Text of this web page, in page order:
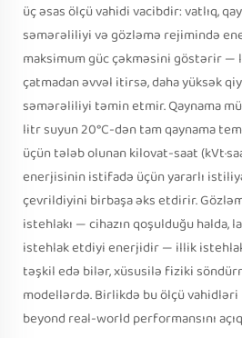
üç əsas ölçü vahidi vacibdir: vatlıq,
səmərəliliyi və gözləmə rejimində
maksimum güc çəkməsini göstərir —
çatmadan əvvəl itirsə, daha yüksək
səmərəliliyi təmin etmir. Qaynama
litr suyun 20°C-dən tam qaynama
üçün tələb olunan kilovat-saat
enerjisinin istifadə üçün yararlı
çevrildiyini birbaşa əks etdirir.
istehlakı — cihazın qoşulduğu halda,
istehlak etdiyi enerjidir — illik
təşkil edə bilər, xüsusilə fiziki
modellərdə. Birlikdə bu ölçü vahidləri
beyond real-world performansını